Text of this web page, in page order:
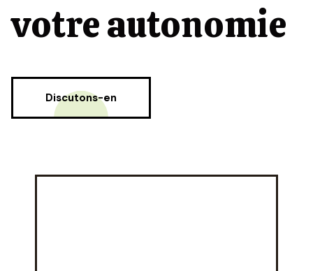
votre autonomie
Discutons-en